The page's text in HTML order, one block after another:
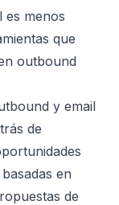
es menos
que
outbound
y email
de
en
de